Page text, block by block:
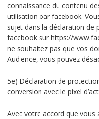
connaissance du contenu
utilisation par facebook.
sujet dans la déclaration de
facebook sur https://
ne souhaitez pas que vos
Audience, vous pouvez
5e) Déclaration de
conversion avec le pixel
Avec votre accord que vous